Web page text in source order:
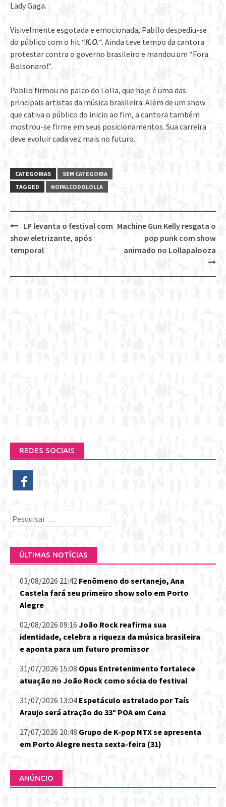
Lady Gaga.
Visivelmente esgotada e emocionada, Pabllo despediu-se
do público com o hit “K.O.“. Ainda teve tempo da cantora
protestar contra o governo brasileiro e mandou um “Fora
Bolsonaro!”.
Pabllo firmou no palco do Lolla, que hoje é uma das
principais artistas da música brasileira. Além de um show
que cativa o público do inicio ao fim, a cantora também
mostrou-se firme em seus posicionamentos. Sua carreira
deve evoluir cada vez mais no futuro.
CATEGORIAS
SEM CATEGORIA
TAGGED
NOPALCODOLOLLA
Post
navigation
Machine Gun Kelly resgata o
pop punk com show
animado no Lollapalooza
LP levanta o festival com
show eletrizante, após
temporal
REDES SOCIAIS
Pesquisar
ÚLTIMAS NOTÍCIAS
03/08/2026 21:42 Fenômeno do sertanejo, Ana
Castela fará seu primeiro show solo em Porto
Alegre
02/08/2026 09:16 João Rock reafirma sua
identidade, celebra a riqueza da música brasileira
e aponta para um futuro promissor
31/07/2026 15:08 Opus Entretenimento fortalece
atuação no João Rock como sócia do festival
31/07/2026 13:04 Espetáculo estrelado por Taís
Araujo será atração do 33º POA em Cena
27/07/2026 20:48 Grupo de K-pop NTX se apresenta
em Porto Alegre nesta sexta-feira (31)
ANÚNCIO